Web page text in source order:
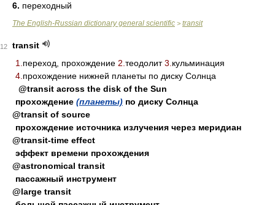
6. переходный
The English-Russian dictionary general scientific > transit
12
transit
1. переход, прохождение 2. теодолит3. кульминация
4. прохождение нижней планеты по диску Солнца
@transit across the disk of the Sun
прохождение (планеты) по диску Солнца
@transit of source
прохождение источника излучения через меридиан
@transit-time effect
эффект времени прохождения
@astronomical transit
пассажный инструмент
@large transit